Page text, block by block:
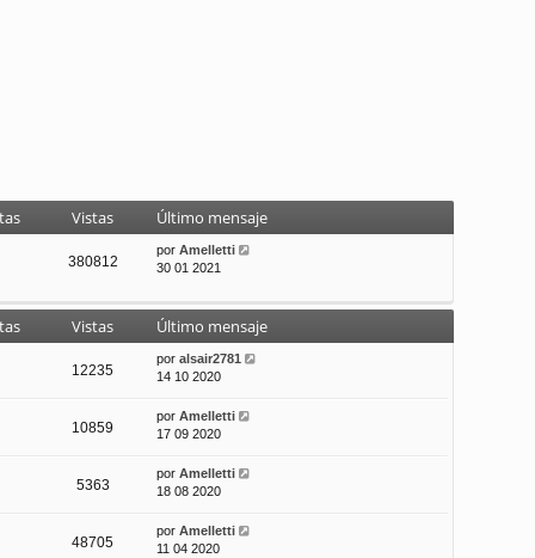
Vistas Último mensaje
380812
por Amelletti
30 01 2021
Vistas Último mensaje
12235
por alsair2781
14 10 2020
10859
por Amelletti
17 09 2020
5363
por Amelletti
18 08 2020
48705
por Amelletti
11 04 2020